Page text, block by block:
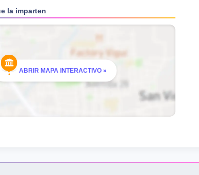
la imparten
ABRIR MAPA INTERACTIVO »